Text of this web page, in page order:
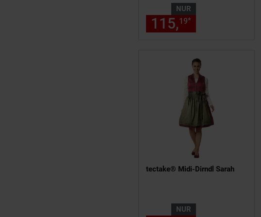
NUR
115,19*
tectake® Midi-Dirndl Sarah
NUR